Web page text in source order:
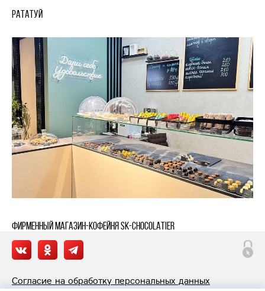
Рататуй
Фирменный магазин-кофейня SK-CHOCOLATIER
Согласие на обработку персональных данных